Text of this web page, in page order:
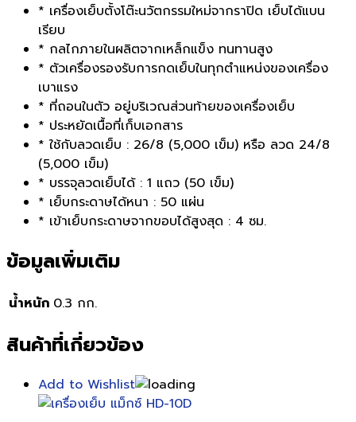
* เครื่องเย็บตั้งโต๊ะนวัตกรรมใหม่จากราปิด เย็บได้แบน
เรียบ
* กลไกภายในผลิตจากเหล็กแข็ง ทนทานสูง
* ตัวเครื่องรองรับการกดเย็บในทุกตำแหน่งของเครื่อง
เบาแรง
* ที่ถอนในตัว อยู่บริเวณส่วนท้ายของเครื่องเย็บ
* ประหยัดเนื้อที่เก็บเอกสาร
* ใช้กับลวดเย็บ : 26/8 (5,000 เข็ม) หรือ ลวด 24/8
(5,000 เข็ม)
* บรรจุลวดเย็บได้ : 1 แถว (50 เข็ม)
* เย็บกระดาษได้หนา : 50 แผ่น
* เข้าเย็บกระดาษจากขอบได้สูงสุด : 4 ซม.
ข้อมูลเพิ่มเติม
น้ำหนัก 0.3 กก.
สินค้าที่เกี่ยวข้อง
Add to Wishlist